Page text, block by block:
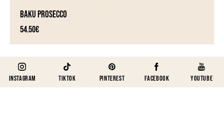
BAKU PROSECCO
54.50€
Instagram TikTok Pinterest Facebook Youtube